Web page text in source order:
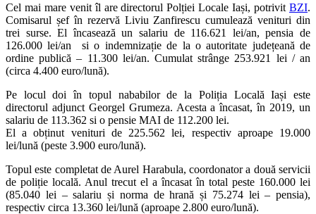
Cel mai mare venit îl are directorul Polției Locale Iași, potrivit BZI.
Comisarul șef în rezervă Liviu Zanfirescu cumulează venituri din
trei surse. El încasează un salariu de 116.621 lei/an, pensia de
126.000 lei/an si o indemnizație de la o autoritate județeană de
ordine publică – 11.300 lei/an. Cumulat strânge 253.921 lei / an
(circa 4.400 euro/lună).
Pe locul doi în topul nababilor de la Poliția Locală Iași este
directorul adjunct Georgel Grumeza. Acesta a încasat, în 2019, un
salariu de 113.362 si o pensie MAI de 112.200 lei.
El a obținut venituri de 225.562 lei, respectiv aproape 19.000
lei/lună (peste 3.900 euro/lună).
Topul este completat de Aurel Harabula, coordonator a două servicii
de poliție locală. Anul trecut el a încasat în total peste 160.000 lei
(85.040 lei – salariu și norma de hrană și 75.274 lei – pensia),
respectiv circa 13.360 lei/lună (aproape 2.800 euro/lună).